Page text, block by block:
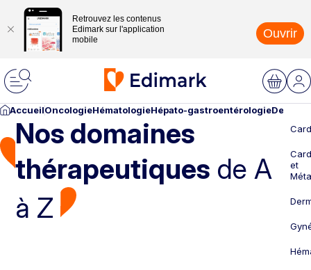
Retrouvez les contenus
Edimark sur l'application
mobile
Ouvrir
AccueilOncologieHématologieHépato-gastroentérologie
Nos domaines
thérapeutiques de A
à Z
et